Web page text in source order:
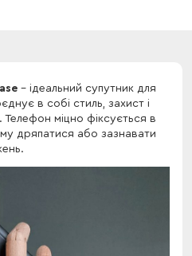
- ідеальний супутник для
в собі стиль, захист і
Телефон міцно фіксується в
дряпатися або зазнавати